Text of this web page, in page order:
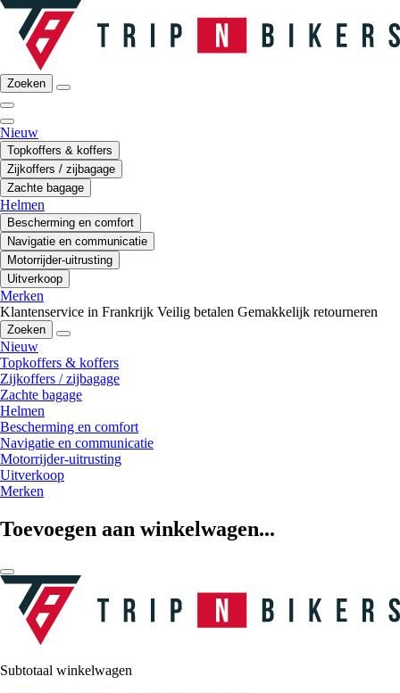
Zoeken
Nieuw
Topkoffers & koffers
Zijkoffers / zijbagage
Zachte bagage
Helmen
Bescherming en comfort
Navigatie en communicatie
Motorrijder-uitrusting
Uitverkoop
Merken
Klantenservice in Frankrijk Veilig betalen Gemakkelijk retourneren
Zoeken
Nieuw
Topkoffers & koffers
Zijkoffers / zijbagage
Zachte bagage
Helmen
Bescherming en comfort
Navigatie en communicatie
Motorrijder-uitrusting
Uitverkoop
Merken
Toevoegen aan winkelwagen...
Subtotaal winkelwagen